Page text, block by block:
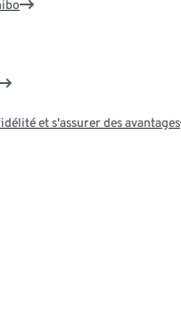
et s'assurer des avantages